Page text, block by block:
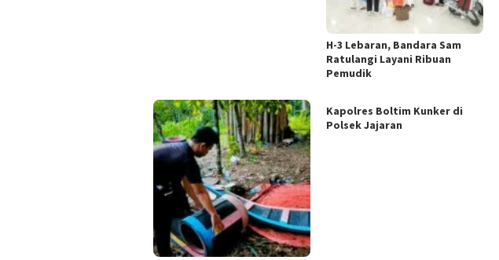
H-3 Lebaran, Bandara Sam
Ratulangi Layani Ribuan
Pemudik
Kapolres Boltim Kunker di
Polsek Jajaran